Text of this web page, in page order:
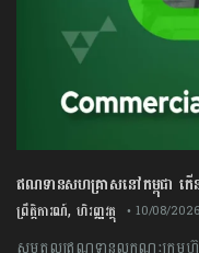
ឥណទានសហគ្រាសនៅកម្ពុជា កើ
ព្រឹត្តិការណ៍, ហិរញ្ញវត្ថុ • 10/08/2026